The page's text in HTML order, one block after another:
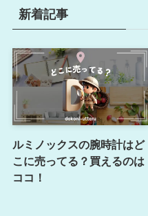
新着記事
ルミノックスの腕時計はど
こに売ってる？買えるのは
ココ！